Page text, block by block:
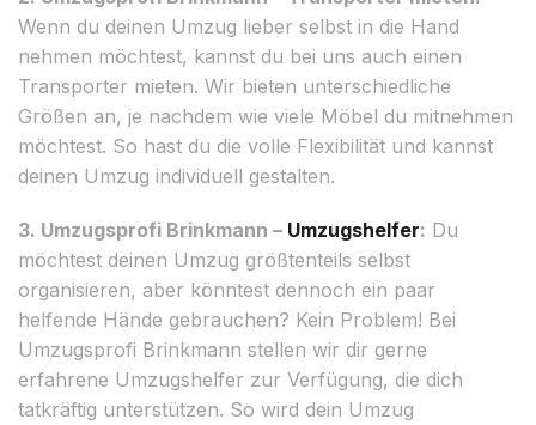
Wenn du deinen Umzug lieber selbst in die Hand
nehmen möchtest, kannst du bei uns auch einen
Transporter mieten. Wir bieten unterschiedliche
Größen an, je nachdem wie viele Möbel du mitnehmen
möchtest. So hast du die volle Flexibilität und kannst
deinen Umzug individuell gestalten.
3. Umzugsprofi Brinkmann – Umzugshelfer: Du
möchtest deinen Umzug größtenteils selbst
organisieren, aber könntest dennoch ein paar
helfende Hände gebrauchen? Kein Problem! Bei
Umzugsprofi Brinkmann stellen wir dir gerne
erfahrene Umzugshelfer zur Verfügung, die dich
tatkräftig unterstützen. So wird dein Umzug